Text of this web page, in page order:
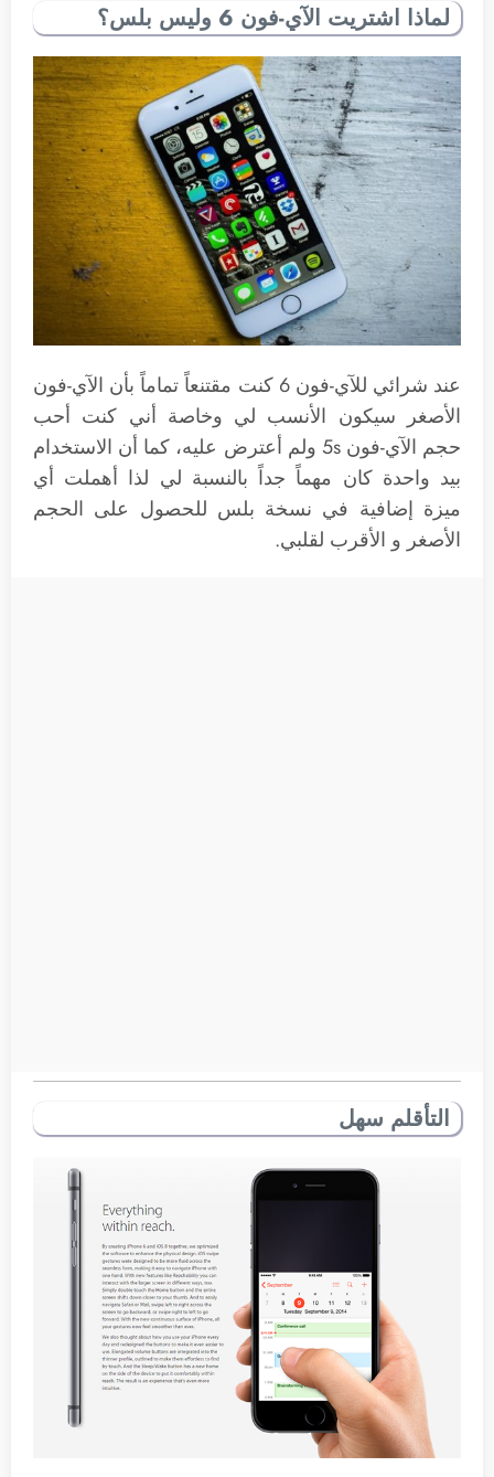
لماذا اشتريت الآي-فون 6 وليس بلس؟
عند شرائي للآي-فون 6 كنت مقتنعاً تماماً بأن الآي-فون
الأصغر سيكون الأنسب لي وخاصة أني كنت أحب
حجم الآي-فون 5s ولم أعترض عليه، كما أن الاستخدام
بيد واحدة كان مهماً جداً بالنسبة لي لذا أهملت أي
ميزة إضافية في نسخة بلس للحصول على الحجم
الأصغر و الأقرب لقلبي.
التأقلم سهل